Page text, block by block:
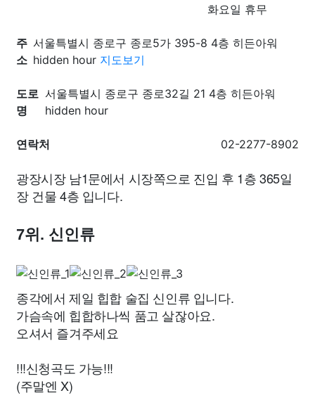
화요일 휴무
주
소
서울특별시 종로구 종로5가 395-8 4층 히든아워
hidden hour 지도보기
도로
명
서울특별시 종로구 종로32길 21 4층 히든아워
hidden hour
연락처 02-2277-8902
광장시장 남1문에서 시장쪽으로 진입 후 1층 365일
장 건물 4층 입니다.
7위. 신인류
종각에서 제일 힙합 술집 신인류 입니다.
가슴속에 힙합하나씩 품고 살잖아요.
오셔서 즐겨주세요
!!!신청곡도 가능!!!
(주말엔 X)